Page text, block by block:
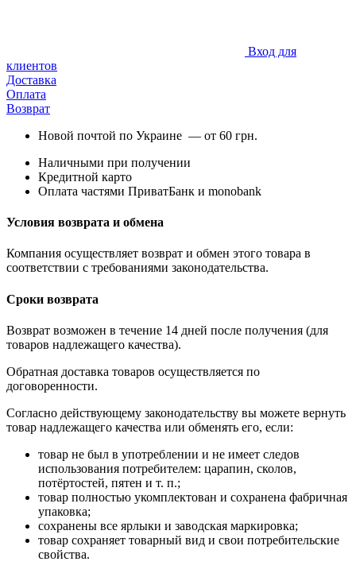
Вход для
клиентов
Доставка
Оплата
Возврат
Новой почтой по Украине — от 60 грн.
Наличными при получении
Кредитной карто
Оплата частями ПриватБанк и monobank
Условия возврата и обмена
Компания осуществляет возврат и обмен этого товара в
соответствии с требованиями законодательства.
Сроки возврата
Возврат возможен в течение 14 дней после получения (для
товаров надлежащего качества).
Обратная доставка товаров осуществляется по
договоренности.
Согласно действующему законодательству вы можете вернуть
товар надлежащего качества или обменять его, если:
товар не был в употреблении и не имеет следов
использования потребителем: царапин, сколов,
потёртостей, пятен и т. п.;
товар полностью укомплектован и сохранена фабричная
упаковка;
сохранены все ярлыки и заводская маркировка;
товар сохраняет товарный вид и свои потребительские
свойства.